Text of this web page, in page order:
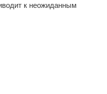
к неожиданным